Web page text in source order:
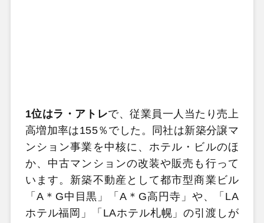
1位はラ・アトレで、従業員一人当たり売上
高増加率は155％でした。同社は新築分譲マ
ンション事業を中核に、ホテル・ビルのほ
か、中古マンションの改装や販売も行って
います。新築不動産として都市型商業ビル
「A＊G中目黒」「A＊G高円寺」や、「LA
ホテル福岡」「LAホテル札幌」の引渡しが